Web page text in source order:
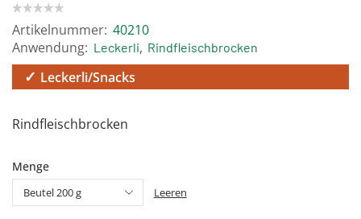
Artikelnummer: 40210
Anwendung: Leckerli, Rindfleischbrocken
Leckerli/Snacks
Rindfleischbrocken
Menge
Leeren